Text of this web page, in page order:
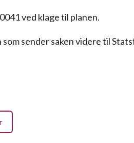
ved klage til planen.
sender saken videre til